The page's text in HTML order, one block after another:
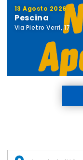
13 Agosto 2026
Pescina
Via Pietro Verri, 17